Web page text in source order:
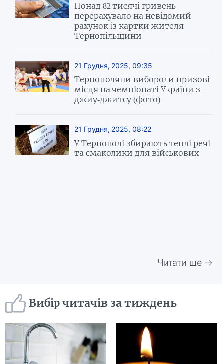
Понад 82 тисячі гривень
перерахувало на невідомий
рахунок із картки жителя
Тернопільщини
21 Грудня, 2025, 09:35
Тернополяни вибороли призові
місця на чемпіонаті України з
джиу-джитсу (фото)
21 Грудня, 2025, 08:22
У Тернополі збирають теплі речі
та смаколики для військових
Читати ще →
Вибір читачів за тиждень